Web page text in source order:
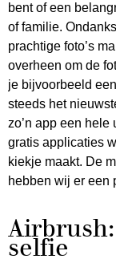
bent of een
of familie.
prachtige foto’s
overheen om de
je bijvoorbeeld een
steeds het
zo’n app een
gratis applicaties
kiekje maakt. De
hebben wij er een
selfie